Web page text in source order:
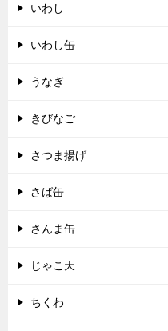
いわし
いわし缶
うなぎ
きびなご
さつま揚げ
さば缶
さんま缶
じゃこ天
ちくわ